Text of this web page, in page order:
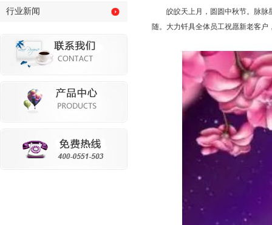
行业新闻
皎皎天上月，圆圆中秋节。脉脉
随。大力钎具全体员工祝愿新老客